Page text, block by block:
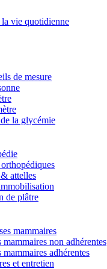
vie quotidienne
de mesure
la glycémie
attelles
de plâtre
mammaires
mammaires non adhérentes
mammaires adhérentes
et entretien